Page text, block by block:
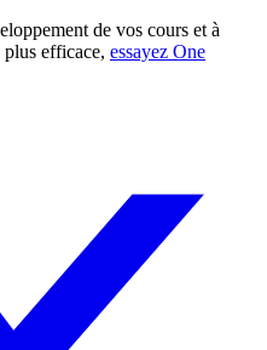
de vos cours et à
plus efficace, essayez One